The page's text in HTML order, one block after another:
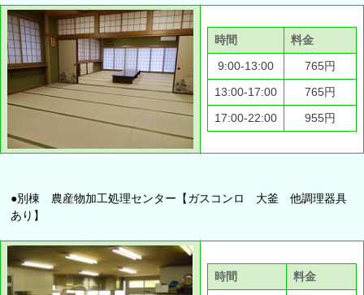
時間
料金
9:00-13:00
765円
13:00-17:00
765円
17:00-22:00
955円
●別棟 農産物加工処理センター【ガスコンロ 大釜 他調理器具
あり】
時間
料金